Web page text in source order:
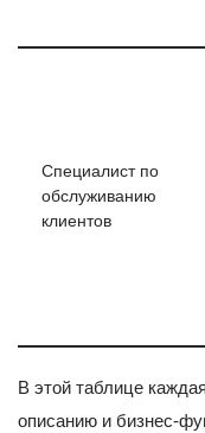
Специалист по
обслуживанию
клиентов
В этой таблице
описанию и бизнес-